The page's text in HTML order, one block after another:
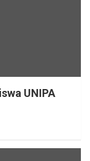
UNIPA